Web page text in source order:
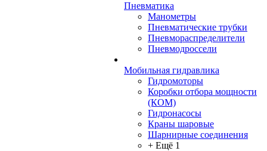
Пневматика
Манометры
Пневматические трубки
Пневмораспределители
Пневмодроссели
Мобильная гидравлика
Гидромоторы
Коробки отбора мощности
(КОМ)
Гидронасосы
Краны шаровые
Шарнирные соединения
+ Ещё 1